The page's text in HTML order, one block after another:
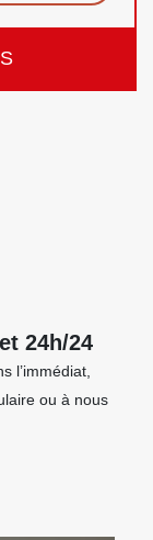
24h/24
l’immédiat,
ou à nous